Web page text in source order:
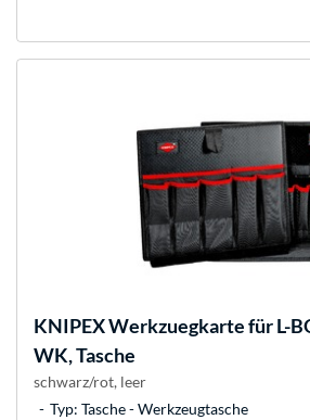
KNIPEXWerkzuegkarte für L-
WK, Tasche
schwarz/rot, leer
Typ: Tasche - Werkzeugtasche